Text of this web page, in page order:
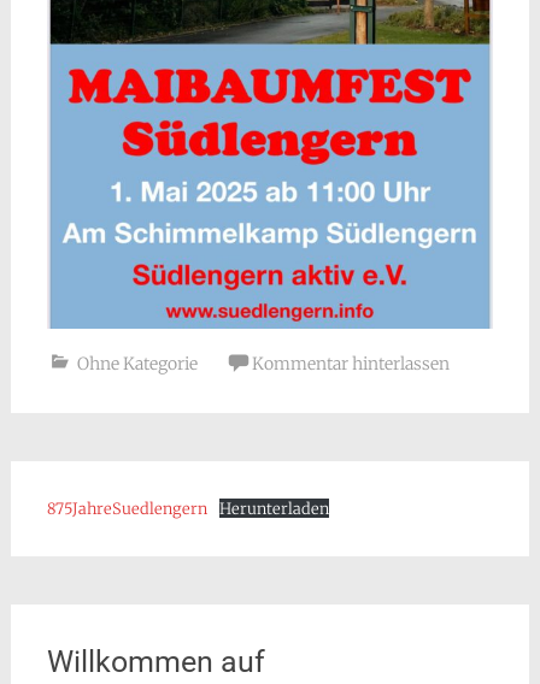
Ohne Kategorie Kommentar hinterlassen
875JahreSuedlengern Herunterladen
Willkommen auf